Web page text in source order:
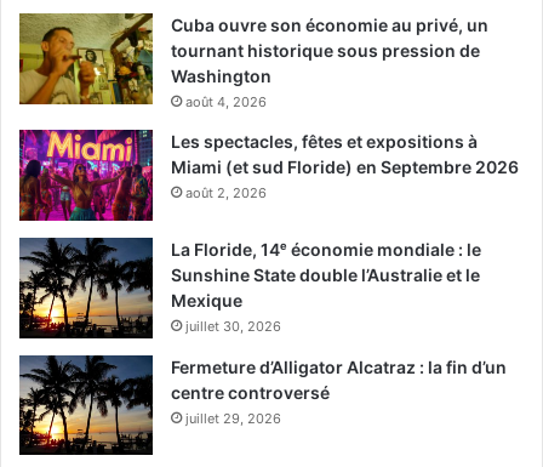
Cuba ouvre son économie au privé, un
tournant historique sous pression de
Washington
août 4, 2026
Les spectacles, fêtes et expositions à
Miami (et sud Floride) en Septembre 2026
août 2, 2026
La Floride, 14ᵉ économie mondiale : le
Sunshine State double l’Australie et le
Mexique
juillet 30, 2026
Fermeture d’Alligator Alcatraz : la fin d’un
centre controversé
juillet 29, 2026